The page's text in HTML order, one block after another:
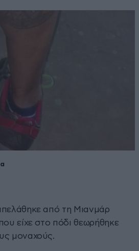
από τη Μιανμάρ
είχε στο πόδι θεωρήθηκε
μοναχούς.